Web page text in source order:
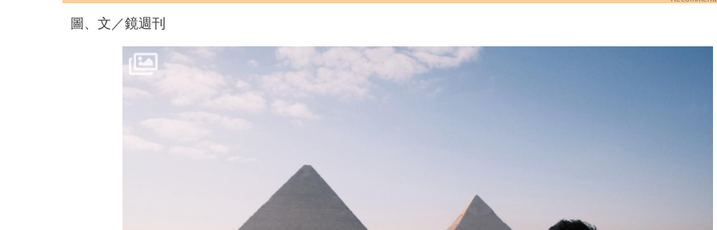
圖、文／鏡週刊